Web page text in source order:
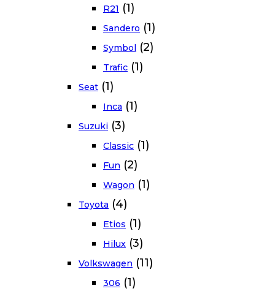
R21 (1)
Sandero (1)
Symbol (2)
Trafic (1)
Seat (1)
Inca (1)
Suzuki (3)
Classic (1)
Fun (2)
Wagon (1)
Toyota (4)
Etios (1)
Hilux (3)
Volkswagen (11)
306 (1)